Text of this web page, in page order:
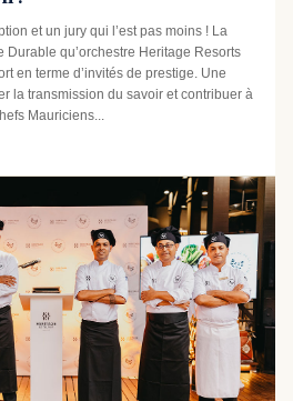
et un jury qui l’est pas moins ! La
Durable qu’orchestre Heritage Resorts
en terme d’invités de prestige. Une
la transmission du savoir et contribuer à
Mauriciens...